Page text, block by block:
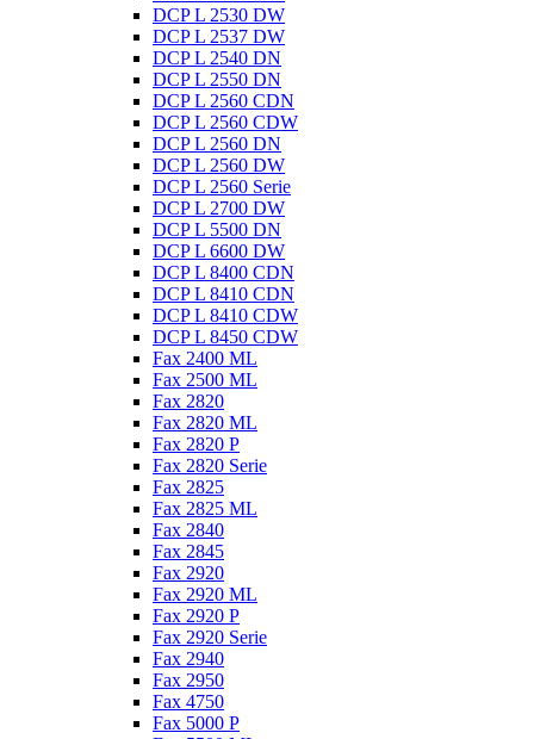
DCP L 2530 DW
DCP L 2537 DW
DCP L 2540 DN
DCP L 2550 DN
DCP L 2560 CDN
DCP L 2560 CDW
DCP L 2560 DN
DCP L 2560 DW
DCP L 2560 Serie
DCP L 2700 DW
DCP L 5500 DN
DCP L 6600 DW
DCP L 8400 CDN
DCP L 8410 CDN
DCP L 8410 CDW
DCP L 8450 CDW
Fax 2400 ML
Fax 2500 ML
Fax 2820
Fax 2820 ML
Fax 2820 P
Fax 2820 Serie
Fax 2825
Fax 2825 ML
Fax 2840
Fax 2845
Fax 2920
Fax 2920 ML
Fax 2920 P
Fax 2920 Serie
Fax 2940
Fax 2950
Fax 4750
Fax 5000 P